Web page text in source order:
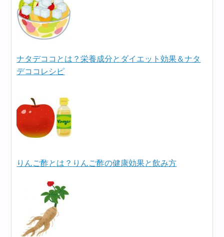
ナタデココとは？栄養成分とダイエット効果＆ナタ
デココレシピ
りんご酢とは？りんご酢の健康効果と飲み方